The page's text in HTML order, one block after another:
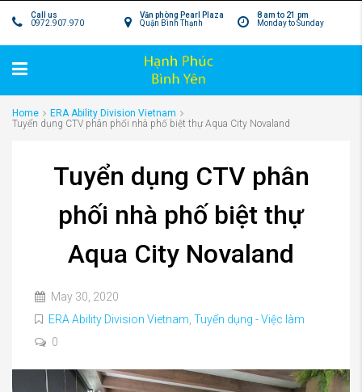
8 am to 21 pm
Monday to Sunday
Văn phòng Pearl Plaza
Quận Bình Thạnh
Call us
0972.907.970
Home
ERA Ability Division Vietnam
Tuyển dụng CTV phân phối nhà phố biệt thự Aqua City Novaland
Tuyển dụng CTV phân
phối nhà phố biệt thự
Aqua City Novaland
May 30, 2020
ERA Ability Division Vietnam Tuyển dụng - Việc làm
0